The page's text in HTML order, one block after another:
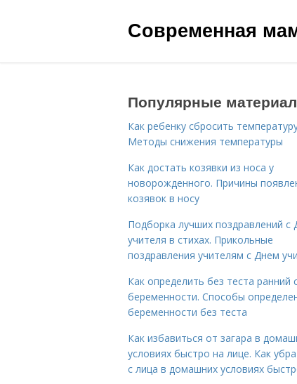
Современная
Популярные
Как ребенку сбросить
Методы снижения температуры
Как достать козявки из носа у
новорожденного. Причины
козявок в носу
Подборка лучших поздравлений с
учителя в стихах. Прикольные
поздравления учителям с Днем
Как определить без теста ранний
беременности. Способы
беременности без теста
Как избавиться от загара в
условиях быстро на лице. Как
с лица в домашних условиях